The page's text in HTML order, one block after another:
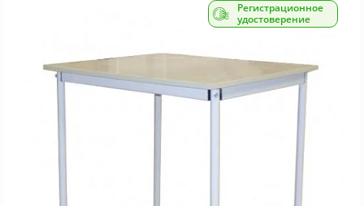
Регистрационное
удостоверение